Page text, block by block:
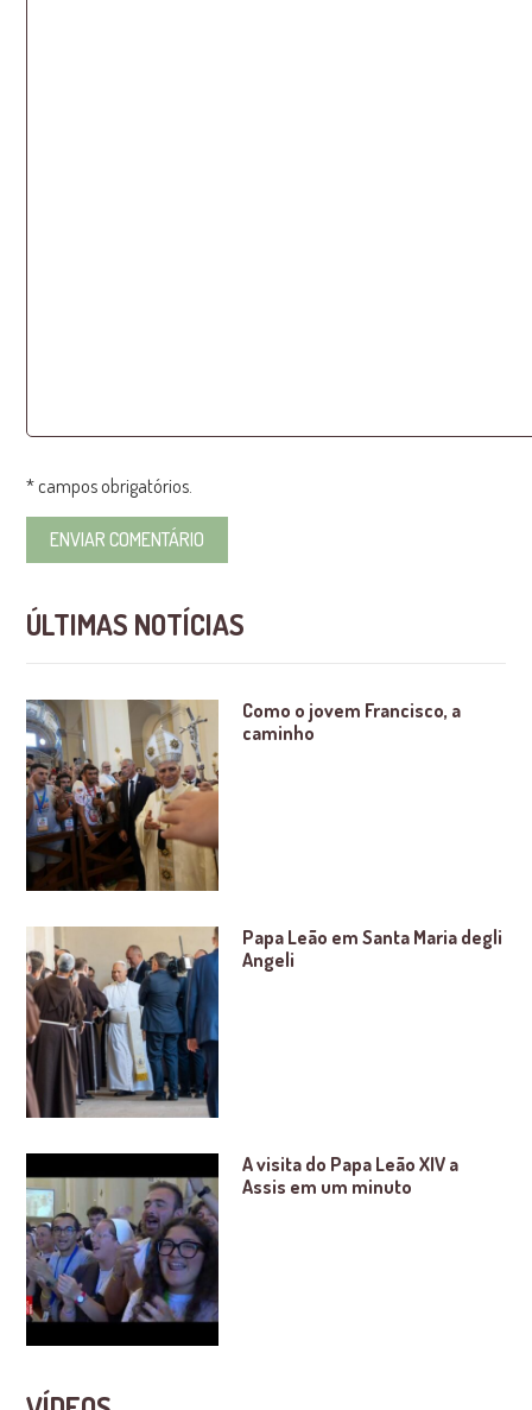
* campos obrigatórios.
ÚLTIMAS NOTÍCIAS
Como o jovem Francisco, a
caminho
Papa Leão em Santa Maria degli
Angeli
A visita do Papa Leão XIV a
Assis em um minuto